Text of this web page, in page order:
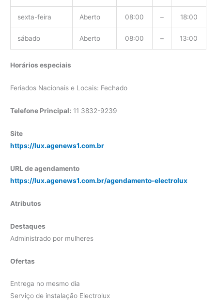
sexta-feira Aberto 08:00 – 18:00
sábado Aberto 08:00 – 13:00
Horários especiais
Feriados Nacionais e Locais: Fechado
Telefone Principal: 11 3832-9239
Site
https://lux.agenews1.com.br
URL de agendamento
https://lux.agenews1.com.br/agendamento-electrolux
Atributos
Destaques
Administrado por mulheres
Ofertas
Entrega no mesmo dia
Serviço de instalação Electrolux